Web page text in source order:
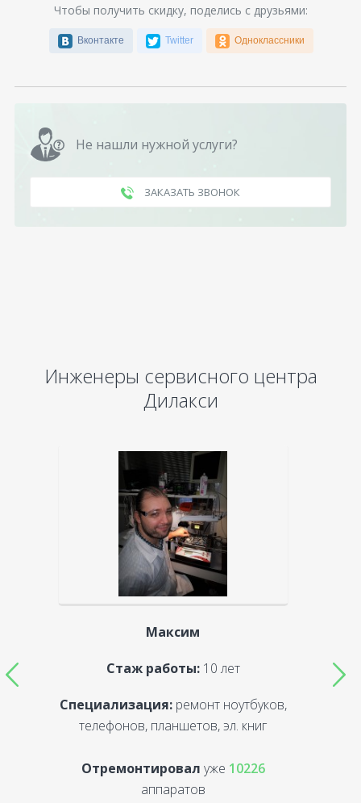
Чтобы получить скидку, поделись с друзьями:
Вконтакте Twitter Одноклассники
Не нашли нужной услуги?
ЗАКАЗАТЬ ЗВОНОК
Инженеры сервисного центра
Дилакси
Максим
Стаж работы:10 лет
Специализация:ремонт ноутбуков,
телефонов, планшетов, эл. книг
Отремонтировал уже 10226
аппаратов